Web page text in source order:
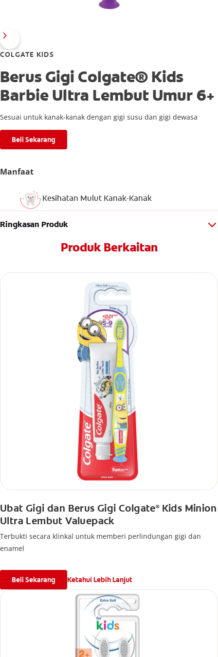
COLGATE KIDS
Berus Gigi Colgate® Kids
Barbie Ultra Lembut Umur 6+
Sesuai untuk kanak-kanak dengan gigi susu dan gigi dewasa
Beli Sekarang
Manfaat
Kesihatan Mulut Kanak-Kanak
Ringkasan Produk
Produk Berkaitan
Ubat Gigi dan Berus Gigi Colgate®Kids Minion
Ultra Lembut Valuepack
Terbukti secara klinkal untuk memberi perlindungan gigi dan
enamel
Beli Sekarang Ketahui Lebih Lanjut